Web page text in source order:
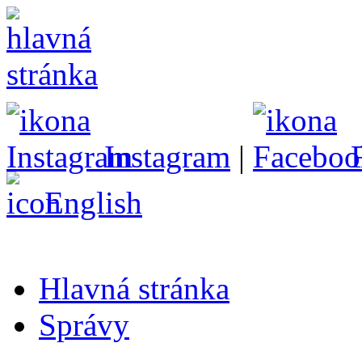
Instagram |
English
Hlavná stránka
Správy